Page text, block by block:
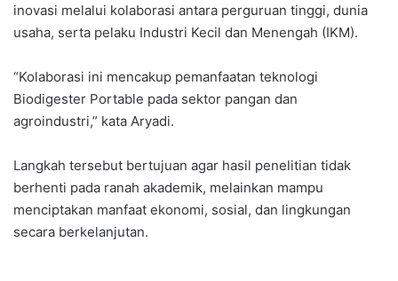
inovasi melalui kolaborasi antara perguruan tinggi, dunia
usaha, serta pelaku Industri Kecil dan Menengah (IKM).
“Kolaborasi ini mencakup pemanfaatan teknologi
Biodigester Portable pada sektor pangan dan
agroindustri,” kata Aryadi.
Langkah tersebut bertujuan agar hasil penelitian tidak
berhenti pada ranah akademik, melainkan mampu
menciptakan manfaat ekonomi, sosial, dan lingkungan
secara berkelanjutan.